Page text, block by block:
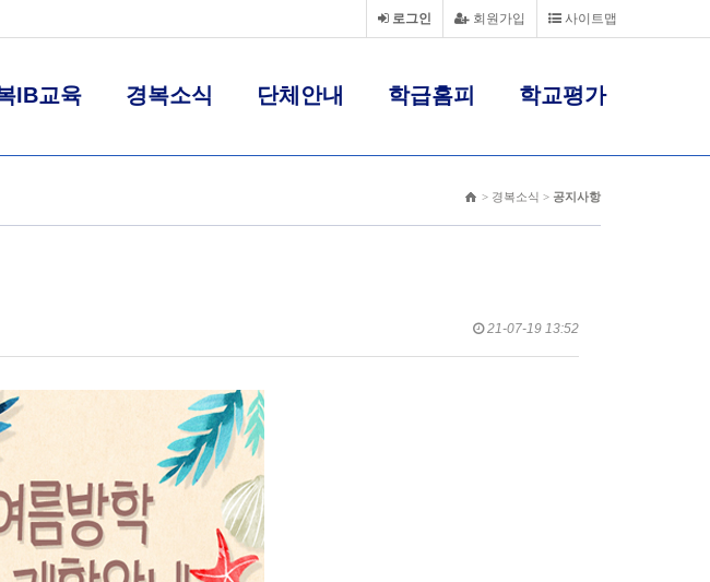
사이트맵
회원가입
로그인
IB교육 경복소식 단체안내 학급홈피 학교평가
> 경복소식 > 공지사항
21-07-19 13:52